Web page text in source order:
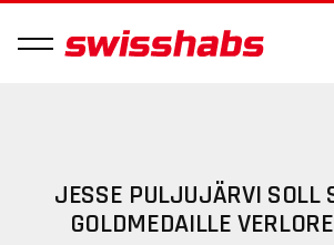
JESSE PULJUJÄRVI SOLL
GOLDMEDAILLE